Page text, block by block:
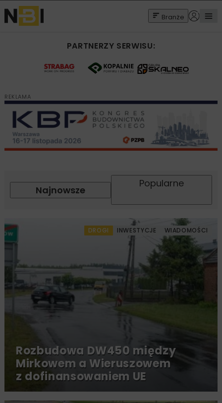
Branże
PARTNERZY SERWISU:
REKLAMA
Najnowsze
Popularne
DROGI INWESTYCJE WIADOMOŚCI
Rozbudowa DW450 między
Mirkowem a Wieruszowem
z dofinansowaniem UE